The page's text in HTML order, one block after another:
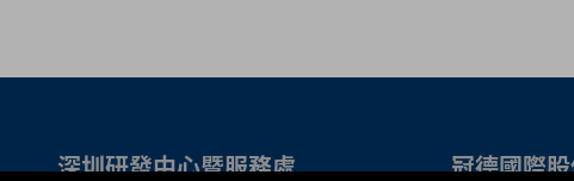
深圳研發中心暨服務處 冠德國際